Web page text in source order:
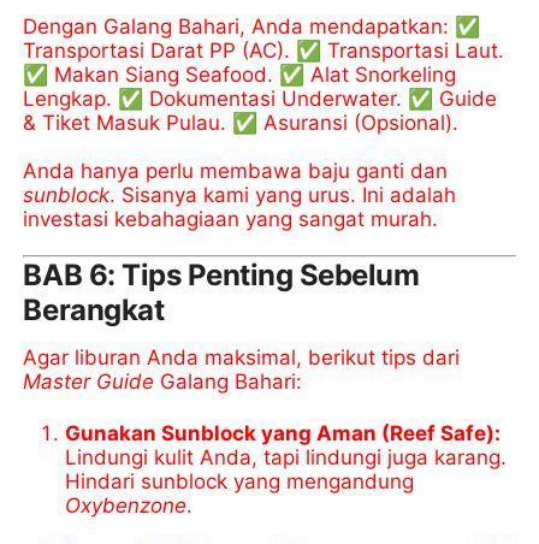
Dengan Galang Bahari, Anda mendapatkan: ✅
Transportasi Darat PP (AC). ✅ Transportasi Laut.
✅ Makan Siang Seafood. ✅ Alat Snorkeling
Lengkap. ✅ Dokumentasi Underwater. ✅ Guide
& Tiket Masuk Pulau. ✅ Asuransi (Opsional).
Anda hanya perlu membawa baju ganti dan
sunblock. Sisanya kami yang urus. Ini adalah
investasi kebahagiaan yang sangat murah.
BAB 6: Tips Penting Sebelum
Berangkat
Agar liburan Anda maksimal, berikut tips dari
Master Guide Galang Bahari:
Gunakan Sunblock yang Aman (Reef Safe):
Lindungi kulit Anda, tapi lindungi juga karang.
Hindari sunblock yang mengandung
Oxybenzone.